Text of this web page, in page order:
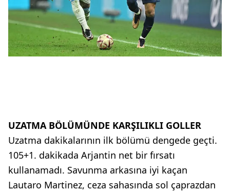
UZATMA BÖLÜMÜNDE KARŞILIKLI GOLLER
Uzatma dakikalarının ilk bölümü dengede geçti.
105+1. dakikada Arjantin net bir fırsatı
kullanamadı. Savunma arkasına iyi kaçan
Lautaro Martinez, ceza sahasında sol çaprazdan